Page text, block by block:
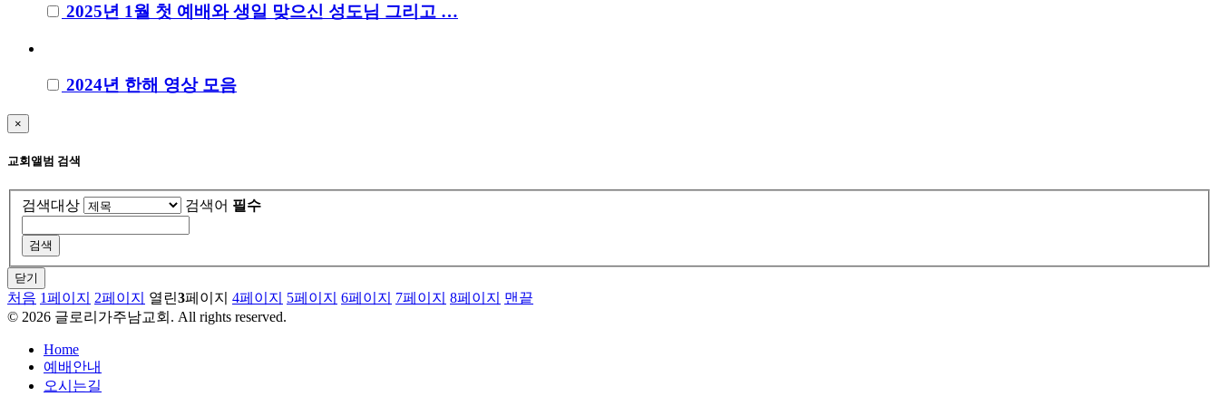
2025년 1월 첫 예배와 생일 맞으신 성도님 그리고 …
2024년 한해 영상 모음
×
교회앨범 검색
검색대상 검색어 필수
닫기
처음 1페이지 2페이지 열린3페이지 4페이지 5페이지 6페이지 7페이지 8페이지
맨끝
© 2026 글로리가주남교회. All rights reserved.
Home
예배안내
오시는길